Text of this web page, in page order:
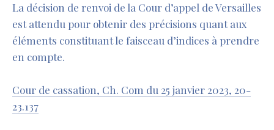
La décision de renvoi de la Cour d’appel de Versailles
est attendu pour obtenir des précisions quant aux
éléments constituant le faisceau d’indices à prendre
en compte.
Cour de cassation, Ch. Com du 25 janvier 2023, 20-
23.137